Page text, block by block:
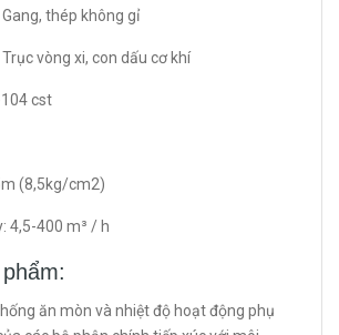
thép không gỉ
vòng xi, con dấu cơ khí
cst
(8,5kg/cm2)
4,5-400 m³ / h
ăn mòn và nhiệt độ hoạt động phụ